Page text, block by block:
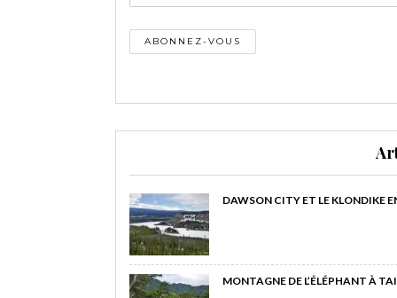
DAWSON CITY ET LE KLONDIKE
MONTAGNE DE L’ÉLÉPHANT À